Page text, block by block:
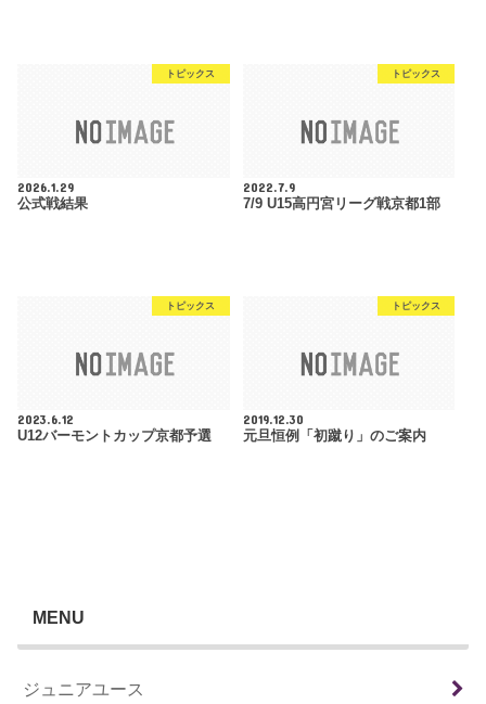
トピックス
2026.1.29
公式戦結果
トピックス
2022.7.9
7/9 U15高円宮リーグ戦京都1部
トピックス
2023.6.12
U12バーモントカップ京都予選
トピックス
2019.12.30
元旦恒例「初蹴り」のご案内
MENU
ジュニアユース